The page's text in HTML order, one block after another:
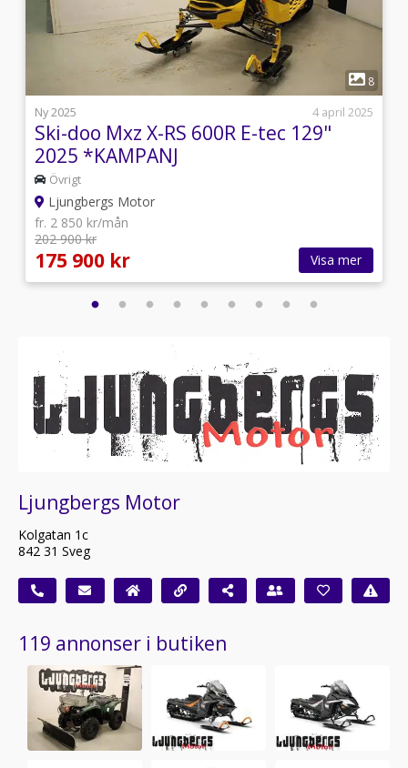
8
Ny 2025
4 april 2025
Ski-doo Mxz X-RS 600R E-tec 129"
2025 *KAMPANJ
Övrigt
Ljungbergs Motor
fr. 2 850 kr/mån
202 900 kr
175 900 kr Visa mer
Ljungbergs Motor
Kolgatan 1c
842 31 Sveg
119 annonser i butiken